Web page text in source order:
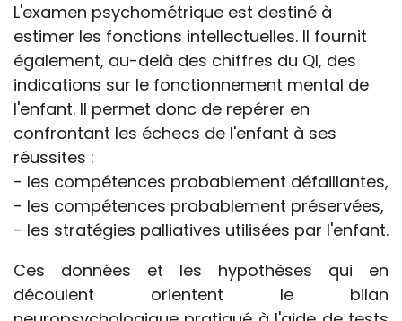
L'examen psychométrique est destiné à
estimer les fonctions intellectuelles. Il fournit
également, au-delà des chiffres du QI, des
indications sur le fonctionnement mental de
l'enfant. Il permet donc de repérer en
confrontant les échecs de l'enfant à ses
réussites :
- les compétences probablement défaillantes,
- les compétences probablement préservées,
- les stratégies palliatives utilisées par l'enfant.
Ces données et les hypothèses qui en
découlent orientent le bilan